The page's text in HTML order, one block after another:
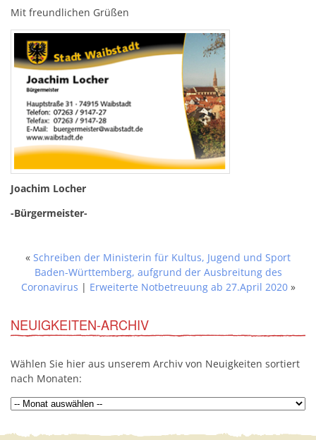
Mit freundlichen Grüßen
Joachim Locher
-Bürgermeister-
« Schreiben der Ministerin für Kultus, Jugend und Sport
Baden-Württemberg, aufgrund der Ausbreitung des
Coronavirus | Erweiterte Notbetreuung ab 27.April 2020»
NEUIGKEITEN-ARCHIV
Wählen Sie hier aus unserem Archiv von Neuigkeiten sortiert
nach Monaten: